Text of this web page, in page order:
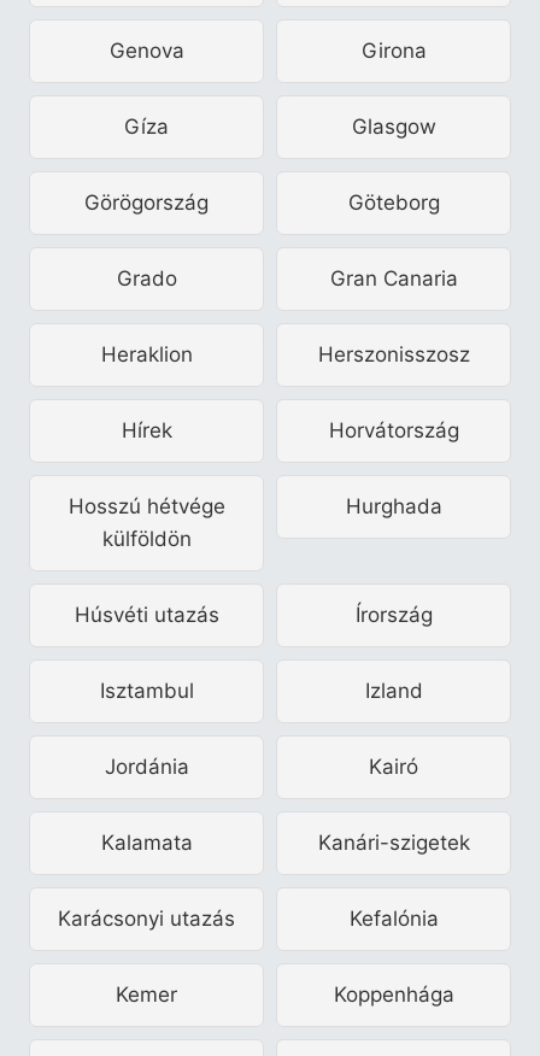
Genova Girona
Gíza Glasgow
Görögország Göteborg
Grado Gran Canaria
Heraklion Herszonisszosz
Hírek Horvátország
Hosszú hétvége
külföldön
Hurghada
Húsvéti utazás Írország
Isztambul Izland
Jordánia Kairó
Kalamata Kanári-szigetek
Karácsonyi utazás Kefalónia
Kemer Koppenhága